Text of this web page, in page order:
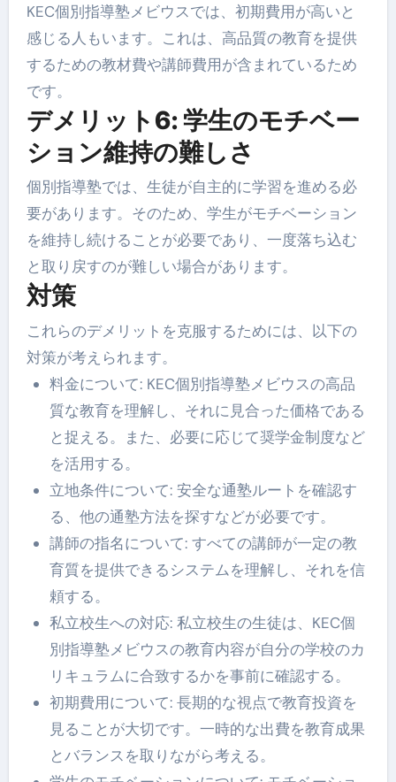
KEC個別指導塾メビウスでは、初期費用が高いと
感じる人もいます。これは、高品質の教育を提供
するための教材費や講師費用が含まれているため
です。
デメリット6: 学生のモチベー
ション維持の難しさ
個別指導塾では、生徒が自主的に学習を進める必
要があります。そのため、学生がモチベーション
を維持し続けることが必要であり、一度落ち込む
と取り戻すのが難しい場合があります。
対策
これらのデメリットを克服するためには、以下の
対策が考えられます。
料金について: KEC個別指導塾メビウスの高品
質な教育を理解し、それに見合った価格である
と捉える。また、必要に応じて奨学金制度など
を活用する。
立地条件について: 安全な通塾ルートを確認す
る、他の通塾方法を探すなどが必要です。
講師の指名について: すべての講師が一定の教
育質を提供できるシステムを理解し、それを信
頼する。
私立校生への対応: 私立校生の生徒は、KEC個
別指導塾メビウスの教育内容が自分の学校のカ
リキュラムに合致するかを事前に確認する。
初期費用について: 長期的な視点で教育投資を
見ることが大切です。一時的な出費を教育成果
とバランスを取りながら考える。